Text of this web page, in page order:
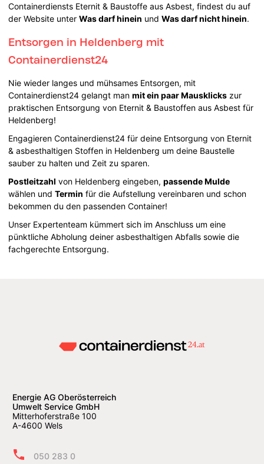
Containerdiensts Eternit & Baustoffe aus Asbest, findest du auf
der Website unterWas darf hinein undWas darf nicht hinein.
Entsorgen in Heldenberg mit
Containerdienst24
Nie wieder langes und mühsames Entsorgen, mit
Containerdienst24 gelangt manmit ein paar Mausklicks zur
praktischen Entsorgung von Eternit & Baustoffen aus Asbest für
Heldenberg!
Engagieren Containerdienst24 für deine Entsorgung von Eternit
& asbesthaltigen Stoffen in Heldenberg um deine Baustelle
sauber zu halten und Zeit zu sparen.
Postleitzahl von Heldenberg eingeben,passende Mulde
wählen undTermin für die Aufstellung vereinbaren und schon
bekommen du den passenden Container!
Unser Expertenteam kümmert sich im Anschluss um eine
pünktliche Abholung deiner asbesthaltigen Abfalls sowie die
fachgerechte Entsorgung.
Energie AG Oberösterreich
Umwelt Service GmbH
Mitterhoferstraße 100
A-4600 Wels
050 283 0